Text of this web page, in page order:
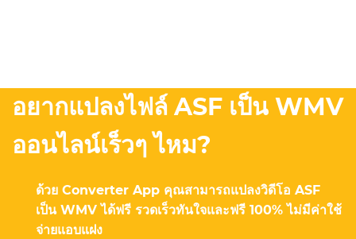
อยากแปลงไฟล์ ASF เป็น WMV
ออนไลน์เร็วๆ ไหม?
ด้วย Converter App คุณสามารถแปลงวิดีโอ ASF
เป็น WMV ได้ฟรี รวดเร็วทันใจและฟรี 100% ไม่มีค่าใช้
จ่ายแอบแฝง